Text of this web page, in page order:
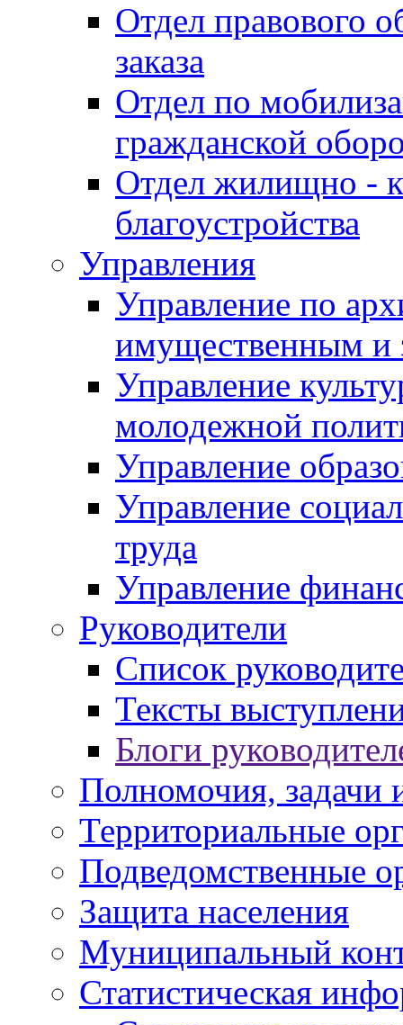
Отдел правового
заказа
Отдел по
гражданской
Отдел жилищно -
благоустройства
Управления
Управление по
имущественным и
Управление
молодежной
Управление
Управление
труда
Управление
Руководители
Список
Тексты
Блоги
Полномочия, задачи
Территориальные
Подведомственные
Защита населения
Муниципальный
Статистическая